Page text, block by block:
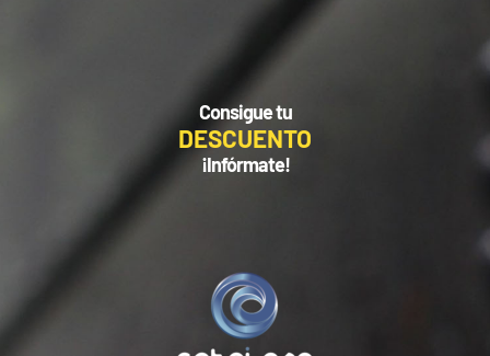
Consigue tu
DESCUENTO
¡Infórmate!